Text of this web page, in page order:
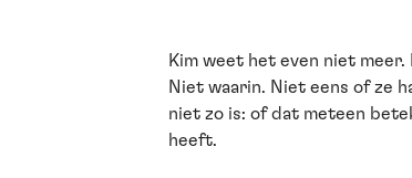
Kim weet het even niet
Niet waarin. Niet eens of ze
niet zo is: of dat meteen
heeft.